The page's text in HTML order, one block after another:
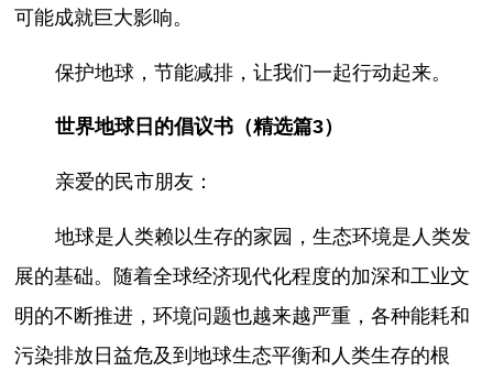
可能成就巨大影响。
保护地球，节能减排，让我们一起行动起来。
世界地球日的倡议书（精选篇3）
亲爱的民市朋友：
地球是人类赖以生存的家园，生态环境是人类发
展的基础。随着全球经济现代化程度的加深和工业文
明的不断推进，环境问题也越来越严重，各种能耗和
污染排放日益危及到地球生态平衡和人类生存的根